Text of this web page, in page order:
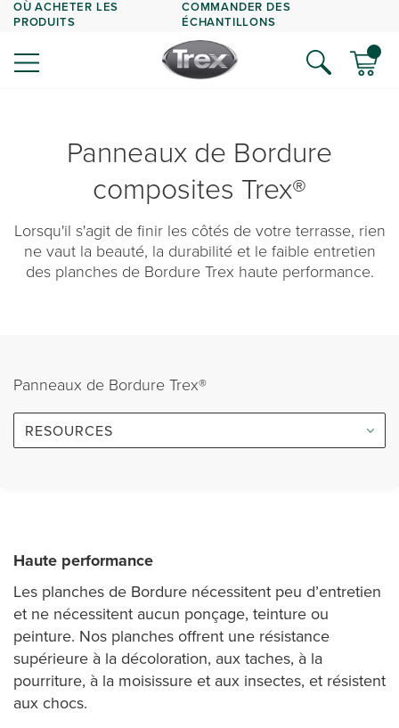
OÙ ACHETER LES
PRODUITS
COMMANDER DES
ÉCHANTILLONS
Panneaux de Bordure
composites Trex®
Lorsqu'il s'agit de finir les côtés de votre terrasse, rien
ne vaut la beauté, la durabilité et le faible entretien
des planches de Bordure Trex haute performance.
Panneaux de Bordure Trex®
RESOURCES
Haute performance
Les planches de Bordure nécessitent peu d’entretien
et ne nécessitent aucun ponçage, teinture ou
peinture. Nos planches offrent une résistance
supérieure à la décoloration, aux taches, à la
pourriture, à la moisissure et aux insectes, et résistent
aux chocs.